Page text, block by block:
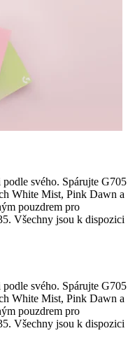
svého. Spárujte G705
White Mist, Pink Dawn a
pouzdrem pro
Všechny jsou k dispozici
svého. Spárujte G705
White Mist, Pink Dawn a
pouzdrem pro
Všechny jsou k dispozici